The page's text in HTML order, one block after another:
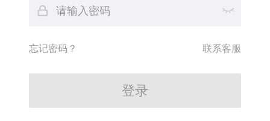
忘记密码？ 联系客服
登录